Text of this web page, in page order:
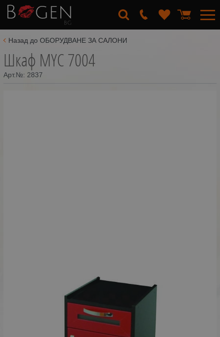
Назад до ОБОРУДВАНЕ ЗА САЛОНИ
Шкаф MYC 7004
Арт.№: 2837